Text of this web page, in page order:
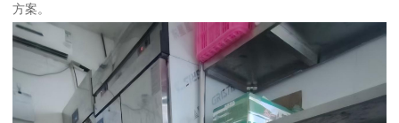
方案。